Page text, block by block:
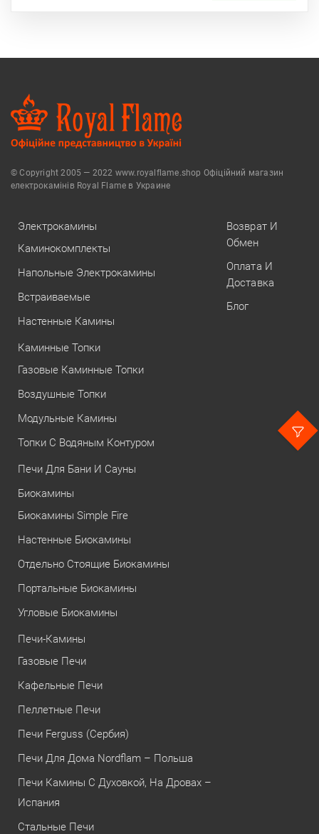
© Copyright 2005 — 2022 www.royalflame.shop Офіційний магазин
електрокамінів Royal Flame в Украине
Электрокамины
Каминокомплекты
Напольные Электрокамины
Встраиваемые
Настенные Камины
Каминные Топки
Газовые Каминные Топки
Воздушные Топки
Модульные Камины
Топки С Водяным Контуром
Печи Для Бани И Сауны
Биокамины
Биокамины Simple Fire
Настенные Биокамины
Отдельно Стоящие Биокамины
Портальные Биокамины
Угловые Биокамины
Печи-Камины
Газовые Печи
Кафельные Печи
Пеллетные Печи
Печи Ferguss (Сербия)
Печи Для Дома Nordflam – Польша
Печи Камины С Духовкой, На Дровах –
Испания
Стальные Печи
Возврат И
Обмен
Оплата И
Доставка
Блог